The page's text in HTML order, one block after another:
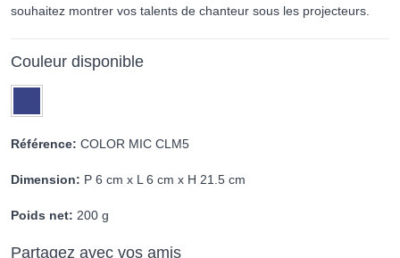
souhaitez montrer vos talents de chanteur sous les projecteurs.
Couleur disponible
Référence: COLOR MIC CLM5
Dimension: P 6 cm x L 6 cm x H 21.5 cm
Poids net: 200 g
Partagez avec vos amis